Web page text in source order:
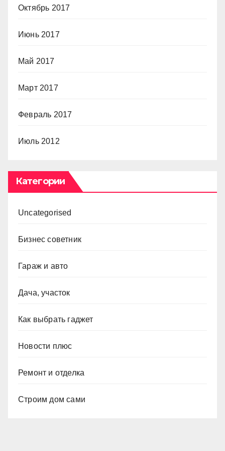
Октябрь 2017
Июнь 2017
Май 2017
Март 2017
Февраль 2017
Июль 2012
Категории
Uncategorised
Бизнес советник
Гараж и авто
Дача, участок
Как выбрать гаджет
Новости плюс
Ремонт и отделка
Строим дом сами